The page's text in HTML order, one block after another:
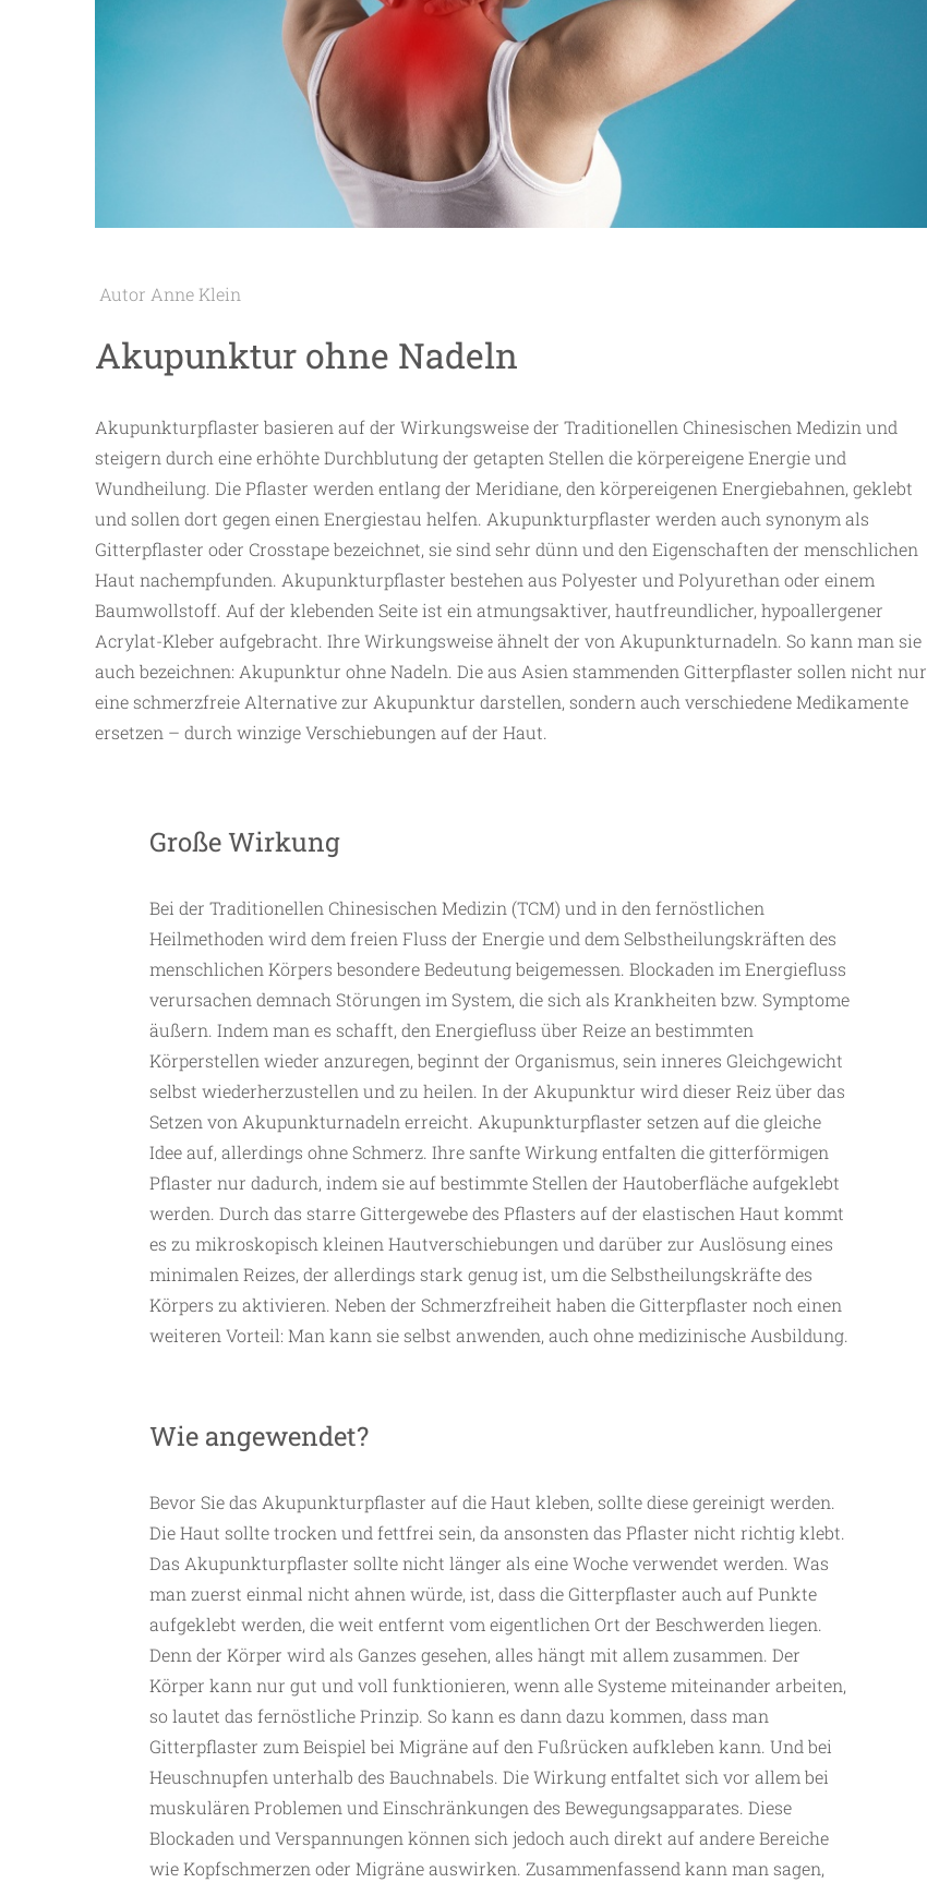
Autor Anne Klein
Akupunktur ohne Nadeln
Akupunkturpflaster basieren auf der Wirkungsweise der Traditionellen Chinesischen Medizin und
steigern durch eine erhöhte Durchblutung der getapten Stellen die körpereigene Energie und
Wundheilung. Die Pflaster werden entlang der Meridiane, den körpereigenen Energiebahnen, geklebt
und sollen dort gegen einen Energiestau helfen. Akupunkturpflaster werden auch synonym als
Gitterpflaster oder Crosstape bezeichnet, sie sind sehr dünn und den Eigenschaften der menschlichen
Haut nachempfunden. Akupunkturpflaster bestehen aus Polyester und Polyurethan oder einem
Baumwollstoff. Auf der klebenden Seite ist ein atmungsaktiver, hautfreundlicher, hypoallergener
Acrylat-Kleber aufgebracht. Ihre Wirkungsweise ähnelt der von Akupunkturnadeln. So kann man sie
auch bezeichnen: Akupunktur ohne Nadeln. Die aus Asien stammenden Gitterpflaster sollen nicht nur
eine schmerzfreie Alternative zur Akupunktur darstellen, sondern auch verschiedene Medikamente
ersetzen – durch winzige Verschiebungen auf der Haut.
Große Wirkung
Bei der Traditionellen Chinesischen Medizin (TCM) und in den fernöstlichen
Heilmethoden wird dem freien Fluss der Energie und dem Selbstheilungskräften des
menschlichen Körpers besondere Bedeutung beigemessen. Blockaden im Energiefluss
verursachen demnach Störungen im System, die sich als Krankheiten bzw. Symptome
äußern. Indem man es schafft, den Energiefluss über Reize an bestimmten
Körperstellen wieder anzuregen, beginnt der Organismus, sein inneres Gleichgewicht
selbst wiederherzustellen und zu heilen. In der Akupunktur wird dieser Reiz über das
Setzen von Akupunkturnadeln erreicht. Akupunkturpflaster setzen auf die gleiche
Idee auf, allerdings ohne Schmerz. Ihre sanfte Wirkung entfalten die gitterförmigen
Pflaster nur dadurch, indem sie auf bestimmte Stellen der Hautoberfläche aufgeklebt
werden. Durch das starre Gittergewebe des Pflasters auf der elastischen Haut kommt
es zu mikroskopisch kleinen Hautverschiebungen und darüber zur Auslösung eines
minimalen Reizes, der allerdings stark genug ist, um die Selbstheilungskräfte des
Körpers zu aktivieren. Neben der Schmerzfreiheit haben die Gitterpflaster noch einen
weiteren Vorteil: Man kann sie selbst anwenden, auch ohne medizinische Ausbildung.
Wie angewendet?
Bevor Sie das Akupunkturpflaster auf die Haut kleben, sollte diese gereinigt werden.
Die Haut sollte trocken und fettfrei sein, da ansonsten das Pflaster nicht richtig klebt.
Das Akupunkturpflaster sollte nicht länger als eine Woche verwendet werden. Was
man zuerst einmal nicht ahnen würde, ist, dass die Gitterpflaster auch auf Punkte
aufgeklebt werden, die weit entfernt vom eigentlichen Ort der Beschwerden liegen.
Denn der Körper wird als Ganzes gesehen, alles hängt mit allem zusammen. Der
Körper kann nur gut und voll funktionieren, wenn alle Systeme miteinander arbeiten,
so lautet das fernöstliche Prinzip. So kann es dann dazu kommen, dass man
Gitterpflaster zum Beispiel bei Migräne auf den Fußrücken aufkleben kann. Und bei
Heuschnupfen unterhalb des Bauchnabels. Die Wirkung entfaltet sich vor allem bei
muskulären Problemen und Einschränkungen des Bewegungsapparates. Diese
Blockaden und Verspannungen können sich jedoch auch direkt auf andere Bereiche
wie Kopfschmerzen oder Migräne auswirken. Zusammenfassend kann man sagen,